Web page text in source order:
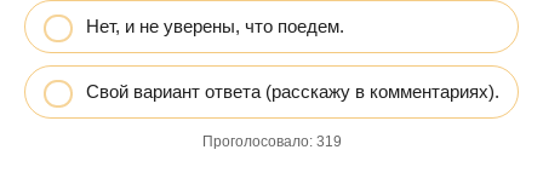
Нет, и не уверены, что поедем.
Свой вариант ответа (расскажу в комментариях).
Проголосовало: 319